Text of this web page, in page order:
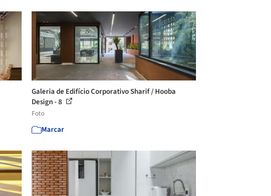
Galeria de Edifício Corporativo Sharif / Hooba
Design - 8
Foto
Marcar